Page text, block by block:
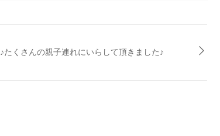
♪たくさんの親子連れにいらして頂きました♪